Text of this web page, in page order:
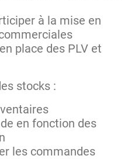
à la mise en
place des PLV et
stocks :
en fonction des
les commandes